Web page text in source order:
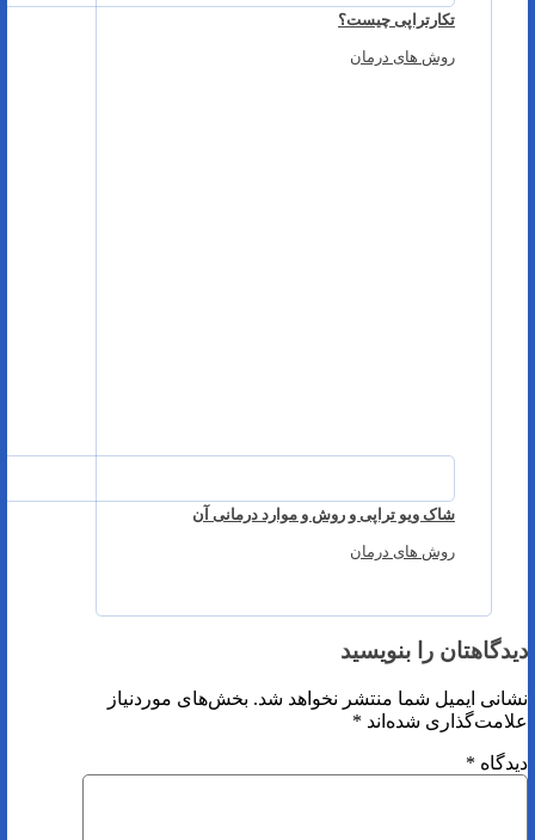
تکارتراپی چیست؟
روش های درمان
شاک ویو تراپی و روش و موارد درمانی آن
روش های درمان
دیدگاهتان را بنویسید
نشانی ایمیل شما منتشر نخواهد شد. بخش‌های موردنیاز
علامت‌گذاری شده‌اند *
دیدگاه *